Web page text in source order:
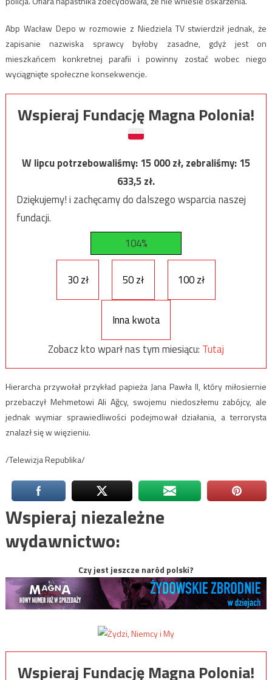
Abp Wacław Depo w rozmowie z Niedziela TV stwierdził jednak, że
zapisanie nazwiska sprawcy byłoby zasadne, gdyż jest on
mieszkańcem konkretnej parafii i powinny zostać wobec niego
wyciągnięte społeczne konsekwencje.
Wspieraj Fundację Magna Polonia!
W lipcu potrzebowaliśmy:15 000zł, zebraliśmy:15
633,5zł.
Dziękujemy! i zachęcamy do dalszego wsparcia naszej
fundacji.
104%
30 zł 50 zł 100 zł
Inna kwota
Zobacz kto wparł nas tym miesiącu: Tutaj
Hierarcha przywołał przykład papieża Jana Pawła II, który miłosiernie
przebaczył Mehmetowi Ali Ağcy, swojemu niedoszłemu zabójcy, ale
jednak wymiar sprawiedliwości podejmował działania, a terrorysta
znalazł się w więzieniu.
/Telewizja Republika/
Wspieraj niezależne
wydawnictwo:
Czy jest jeszcze naród polski?
Wspieraj Fundację Magna Polonia!